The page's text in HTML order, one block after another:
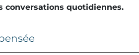
conversations quotidiennes.